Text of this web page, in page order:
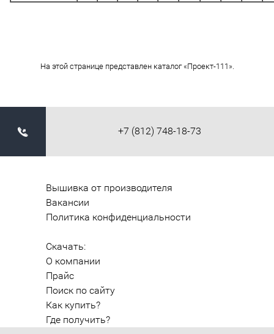
На этой странице представлен каталог «Проект-111».
+7 (812) 748-18-73
Вышивка от производителя
Вакансии
Политика конфиденциальности
Скачать:
О компании
Прайс
Поиск по сайту
Как купить?
Где получить?